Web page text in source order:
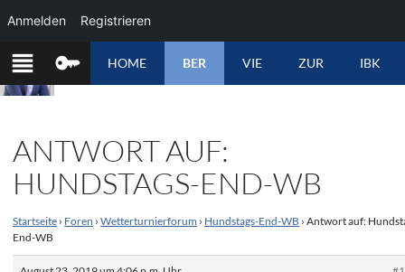
ZUM
INHALT
SPRINGEN
HOME BER VIE ZUR IBK
ANTWORT AUF:
HUNDSTAGS-END-WB
Startseite › Foren › Wetterturnierforum › Hundstags-End-WB › Antwort auf:
End-WB
Anmelden Registrieren